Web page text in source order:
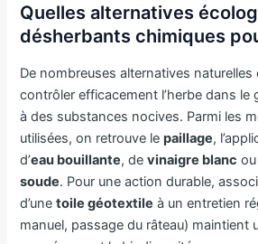
Quelles alternatives
désherbants chimiques
De nombreuses alternatives
contrôler efficacement l’herbe dans le
à des substances nocives. Parmi les
utilisées, on retrouve lepaillage,
d’eau bouillante, devinaigre blanc
soude. Pour une action durable,
d’unetoile géotextile à un entretien
manuel, passage du râteau) maintient